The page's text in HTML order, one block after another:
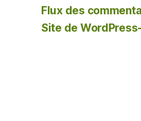
Flux des
Site de